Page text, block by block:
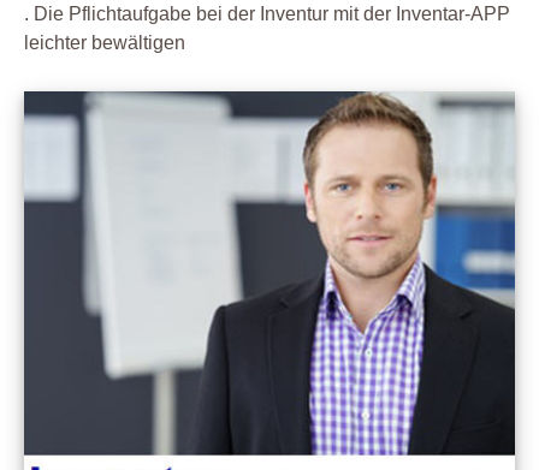
. Die Pflichtaufgabe bei der Inventur mit der Inventar-APP
leichter bewältigen